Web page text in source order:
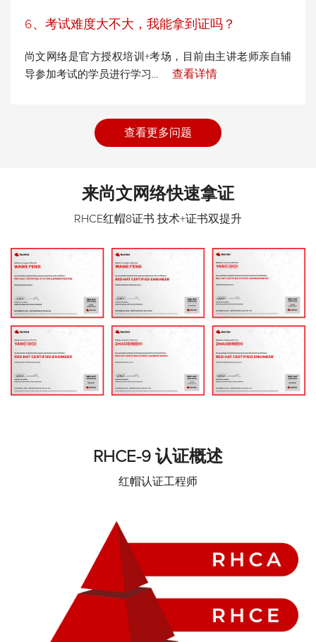
6、考试难度大不大，我能拿到证吗？
尚文网络是官方授权培训+考场，目前由主讲老师亲自辅
导参加考试的学员进行学习...
查看详情
查看更多问题
来尚文网络快速拿证
RHCE红帽8证书 技术+证书双提升
RHCE-9 认证概述
红帽认证工程师